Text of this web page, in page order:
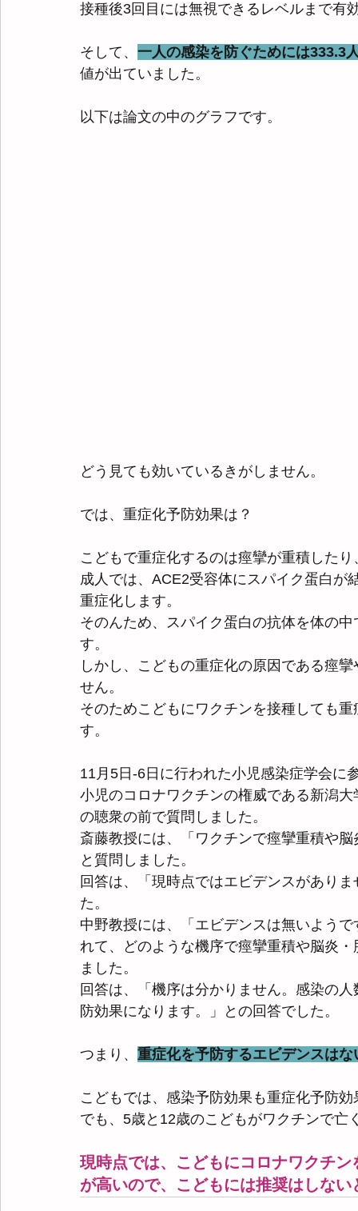
接種後3回目には無視できるレベルまで有
そして、 一人の感染を防ぐためには333.3
値が出ていました。
以下は論文の中のグラフです。
どう見ても効いているきがしません。
では、重症化予防効果は？
こどもで重症化するのは痙攣が重積した
成人では、ACE2受容体にスパイク蛋白が
重症化します。
そのんため、スパイク蛋白の抗体を体の
す。
しかし、こどもの重症化の原因である痙
せん。
そのためこどもにワクチンを接種しても
す。
11月5日-6日に行われた小児感染症学会に
小児のコロナワクチンの権威である新潟
の聴衆の前で質問しました。
斎藤教授には、「ワクチンで痙攣重積や
と質問しました。
回答は、「現時点ではエビデンスがあり
た。
中野教授には、「エビデンスは無いよう
れて、どのような機序で痙攣重積や脳炎
ました。
回答は、「機序は分かりません。感染の
防効果になります。」との回答でした。
つまり、 重症化を予防するエビデンスは
こどもでは、感染予防効果も重症化予防
でも、5歳と12歳のこどもがワクチンで亡
現時点では、こどもにコロナワクチ
が高いので、こどもには推奨はしな